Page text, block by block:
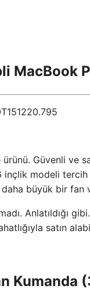
MacBook
Güvenli ve
modeli
büyük bir fan
Anlatıldığı
satın
Kumanda